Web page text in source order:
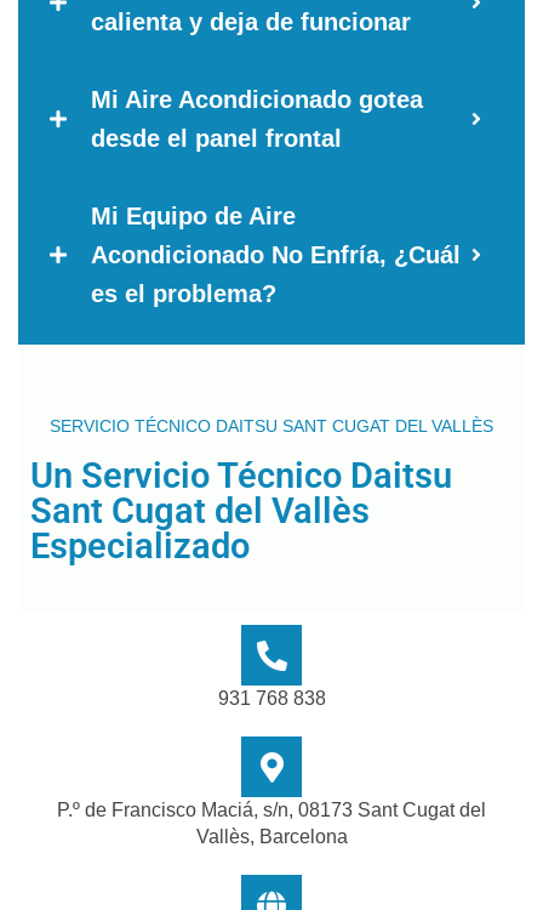
calienta y deja de funcionar
Mi Aire Acondicionado gotea
desde el panel frontal
Mi Equipo de Aire
Acondicionado No Enfría, ¿Cuál
es el problema?
SERVICIO TÉCNICO DAITSU SANT CUGAT DEL VALLÈS
Un Servicio Técnico Daitsu
Sant Cugat del Vallès
Especializado
931 768 838
P.º de Francisco Maciá, s/n, 08173 Sant Cugat del
Vallès, Barcelona